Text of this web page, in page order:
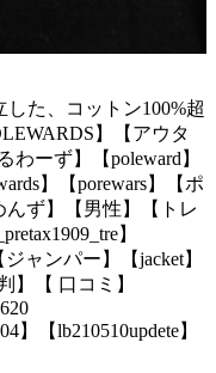
た、コットン100%超
】【アウタ
ーず】【poleward】
】【porewars】【ポ
んず】【男性】【トレ
】
ャンパー】【jacket】
】【 口コミ】
】【lb210510updete】